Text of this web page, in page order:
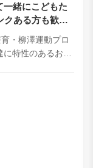
緒にこどもた
クある方も歓
・柳澤運動プロ
特性のあるお子